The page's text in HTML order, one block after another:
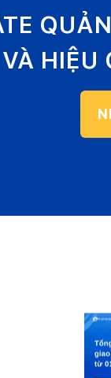
VÀ HIỆU